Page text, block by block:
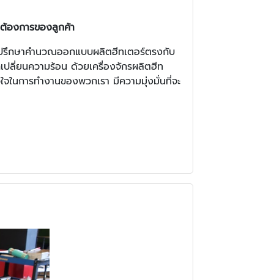
องการของลูกค้า
รึกษาคำนวณออกแบบผลิตฮีทเตอร์ตรงกับ
ปลี่ยนความร้อน ด้วยเครื่องจักรผลิตฮีท
ในการทำงานของพวกเรา มีความมุ่งมั่นที่จะ